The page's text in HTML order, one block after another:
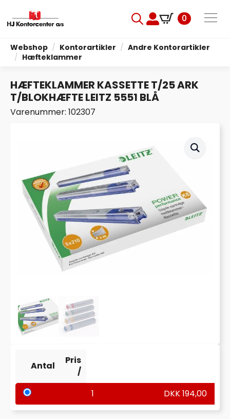
for:
0
Webshop Kontorartikler
Andre Kontorartikler
Hæfteklammer
HÆFTEKLAMMER KASSETTE T/25 ARK
T/BLOKHÆFTE LEITZ 5551 BLÅ
Varenummer: 102307
Antal
Pris
/
1
DKK194,00